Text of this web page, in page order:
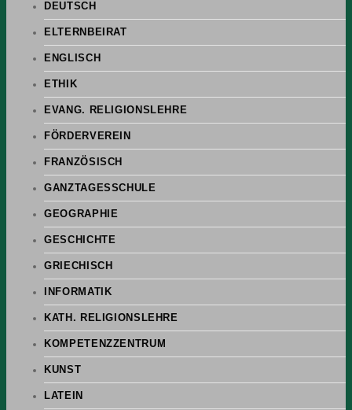
DEUTSCH
ELTERNBEIRAT
ENGLISCH
ETHIK
EVANG. RELIGIONSLEHRE
FÖRDERVEREIN
FRANZÖSISCH
GANZTAGESSCHULE
GEOGRAPHIE
GESCHICHTE
GRIECHISCH
INFORMATIK
KATH. RELIGIONSLEHRE
KOMPETENZZENTRUM
KUNST
LATEIN